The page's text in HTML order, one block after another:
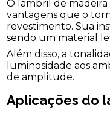
O lambril de
vantagens que o
revestimento. Sua
sendo um material
Além disso, a
luminosidade aos
de amplitude.
Aplicações do